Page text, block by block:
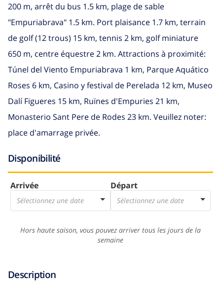
200 m, arrêt du bus 1.5 km, plage de sable
"Empuriabrava" 1.5 km. Port plaisance 1.7 km, terrain
de golf (12 trous) 15 km, tennis 2 km, golf miniature
650 m, centre équestre 2 km. Attractions à proximité:
Túnel del Viento Empuriabrava 1 km, Parque Aquático
Roses 6 km, Casino y festival de Perelada 12 km, Museo
Dalí Figueres 15 km, Ruïnes d'Empuries 21 km,
Monasterio Sant Pere de Rodes 23 km. Veuillez noter:
place d'amarrage privée.
Disponibilité
Arrivée
Sélectionnez une date
Départ
Sélectionnez une date
Hors haute saison, vous pouvez arriver tous les jours de la
semaine
Description